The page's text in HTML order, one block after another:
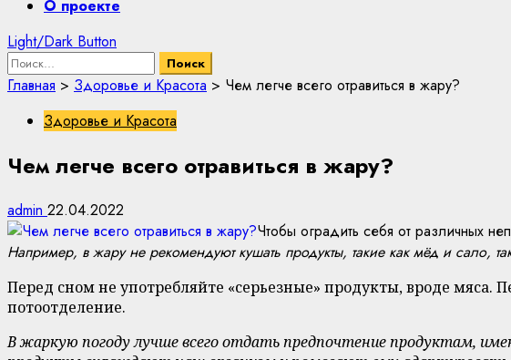
PrimaryО проекте
Light/Dark Button
Найти:
Главная > Здоровье и Красота > Чем легче всего отравиться в жару?
Здоровье и Красота
Чем легче всего отравиться в жару?
admin 22.04.2022
Чтобы оградить себя от различных
Например, в жару не рекомендуют кушать продукты, такие как мёд и сало,
Перед сном не употребляйте «серьезные» продукты, вроде
потоотделение.
В жаркую погоду лучше всего отдать предпочтение продуктам,